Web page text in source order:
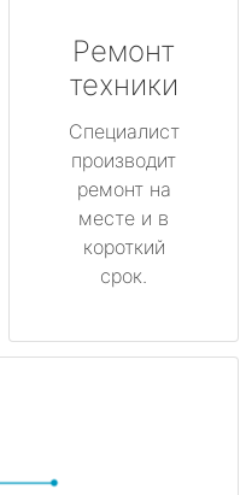
Ремонт
техники
Специалист
производит
ремонт на
месте и в
короткий
срок.